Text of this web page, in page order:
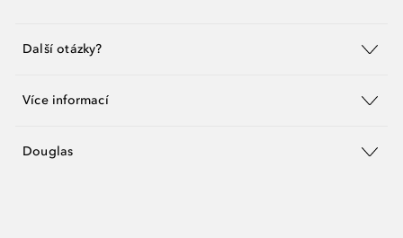
Další otázky?
Více informací
Douglas